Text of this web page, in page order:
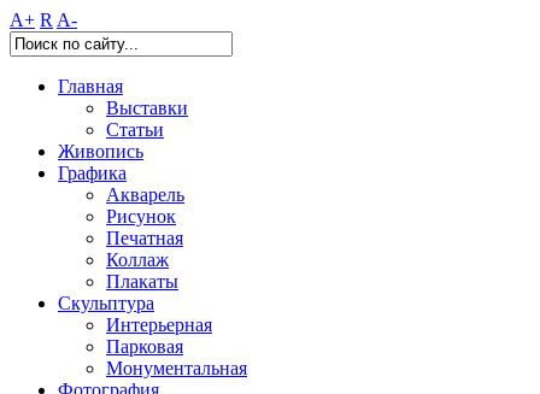
A+ R A-
Главная
Выставки
Статьи
Живопись
Графика
Акварель
Рисунок
Печатная
Коллаж
Плакаты
Скульптура
Интерьерная
Парковая
Монументальная
Фотография